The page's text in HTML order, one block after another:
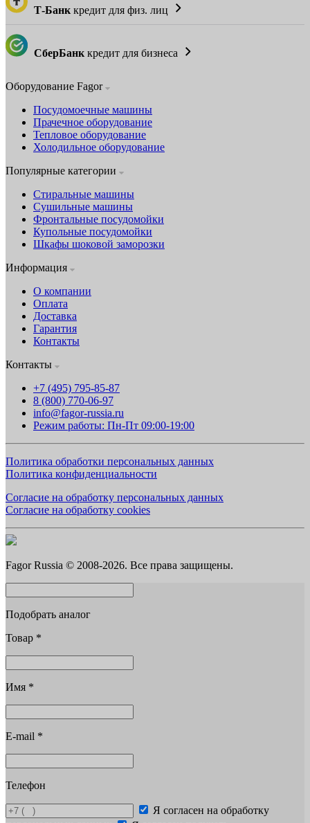
Т-Банк кредит для физ. лиц
СберБанк кредит для бизнеса
Оборудование Fagor
Посудомоечные машины
Прачечное оборудование
Тепловое оборудование
Холодильное оборудование
Популярные категории
Стиральные машины
Сушильные машины
Фронтальные посудомойки
Купольные посудомойки
Шкафы шоковой заморозки
Информация
О компании
Оплата
Доставка
Гарантия
Контакты
Контакты
+7 (495) 795-85-87
8 (800) 770-06-97
info@fagor-russia.ru
Режим работы: Пн-Пт 09:00-19:00
Политика обработки персональных данных
Политика конфиденциальности
Согласие на обработку персональных данных
Согласие на обработку cookies
Fagor Russia © 2008-2026. Все права защищены.
Подобрать аналог
Товар *
Имя *
E-mail *
Телефон
Я согласен на обработку